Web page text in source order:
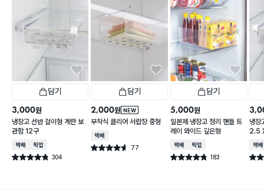
담기
3,000원
냉장고 선반 걸이형 계란 보
관함 12구
택배배송매장픽업
별점 4.8점 304
건 작성
담기
NEW
2,000원
부착식 클리어 서랍장 중형
택배배송
별점 4.6점 77
건 작성
담기
5,000원
일본제 냉장고 정리 핸들 트
레이 와이드 깊은형
택배배송매장픽업
별점 4.8점 183
건 작성
냉장
2.5
택배
별점